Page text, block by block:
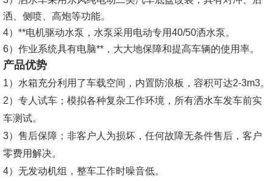
洒、侧喷、高炮等功能。
4）**电机驱动水泵，水泵采用电动专用40/50洒水泵。
6）作业系统具有电脑**，大大地保障和提高车辆的使用率。
产品优势
1）水箱充分利用了车载空间，内置防浪板，容积可达2-3m3。
2）专人试车；模拟各种复杂工作环境，所有洒水车发车前实
车测试。
3）售后保障；非客户人为损坏，任何故障无条件售后，客户
零费用解决。
4）无发动机组，整车工作时噪音低。